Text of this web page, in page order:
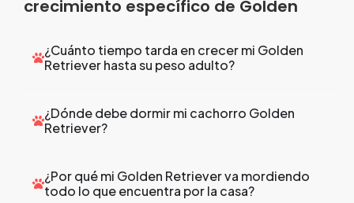
crecimiento específico de Golden
¿Cuánto tiempo tarda en crecer mi Golden
Retriever hasta su peso adulto?
¿Dónde debe dormir mi cachorro Golden
Retriever?
¿Por qué mi Golden Retriever va mordiendo
todo lo que encuentra por la casa?